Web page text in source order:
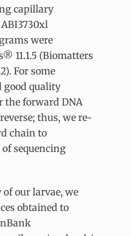
capillary
were
11.1.5 (Biomatters
For some
good quality
the forward DNA
thus, we re-
chain to
sequencing
of our larvae, we
obtained to